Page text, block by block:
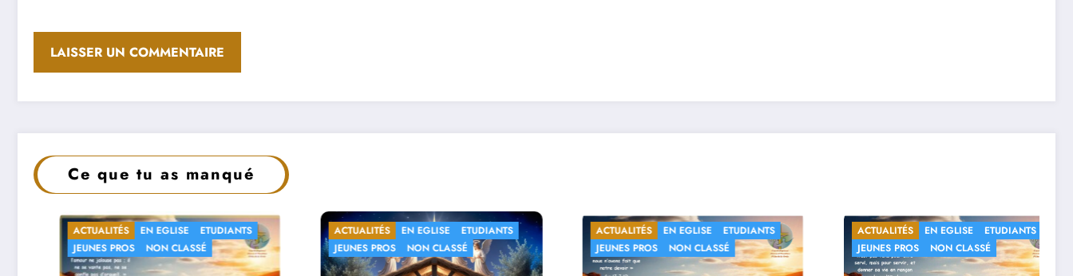
Ce que tu as manqué
ACTUALITÉS EN EGLISE
ETUDIANTS
JEUNES PROS
NON CLASSÉ
ACTUALITÉS EN EGLISE
ETUDIANTS
JEUNES PROS
NON CLASSÉ
ACTUALITÉS EN EGLISE
ETUDIANTS
JEUNES PROS
NON CLASSÉ
ACTUALITÉS EN EGLISE
ETUDIANTS
JEUNES PROS
NON CLASSÉ